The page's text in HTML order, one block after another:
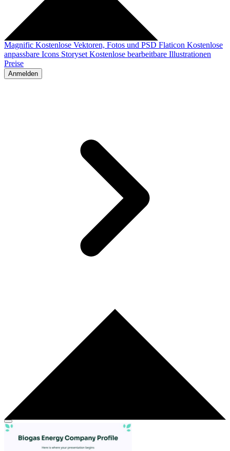
Magnific Kostenlose Vektoren, Fotos und PSD Flaticon Kostenlose
anpassbare Icons Storyset Kostenlose bearbeitbare Illustrationen
Preise
Anmelden